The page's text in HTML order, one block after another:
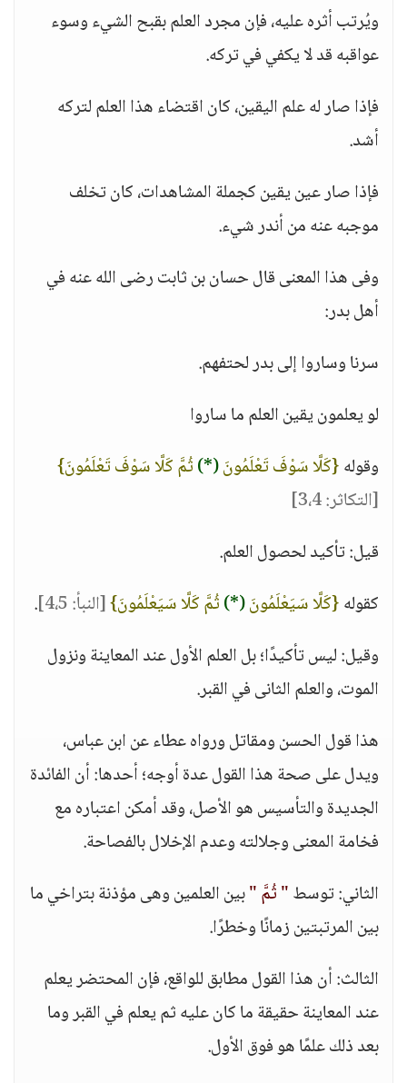
ويُرتب أثره عليه، فإن مجرد العلم بقبح الشيء وسوء
عواقبه قد لا يكفي في تركه.
فإذا صار له علم اليقين، كان اقتضاء هذا العلم لتركه
أشد.
فإذا صار عين يقين كجملة المشاهدات، كان تخلف
موجبه عنه من أندر شيء.
وفى هذا المعنى قال حسان بن ثابت رضى الله عنه في
أهل بدر:
سرنا وساروا إلى بدر لحتفهم.
لو يعلمون يقين العلم ما ساروا
وقوله{كَلَّا سَوْفَ تَعْلَمُونَ(*)ثُمَّ كَلَّا سَوْفَ تَعْلَمُونَ}
[التكاثر: 3،4]
قيل: تأكيد لحصول العلم.
كقوله{كَلَّا سَيَعْلَمُونَ(*)ثُمَّ كَلَّا سَيَعْلَمُونَ}[النبأ: 4،5]
.
وقيل: ليس تأكيدًا؛ بل العلم الأول عند المعاينة ونزول
الموت، والعلم الثانى في القبر.
هذا قول الحسن ومقاتل ورواه عطاء عن ابن عباس،
ويدل على صحة هذا القول عدة أوجه؛ أحدها: أن الفائدة
الجديدة والتأسيس هو الأصل، وقد أمكن اعتباره مع
فخامة المعنى وجلالته وعدم الإخلال بالفصاحة.
الثاني: توسط" ثُمَّ "بين العلمين وهى مؤذنة بتراخي ما
بين المرتبتين زمانًا وخطرًا.
الثالث: أن هذا القول مطابق للواقع، فإن المحتضر يعلم
عند المعاينة حقيقة ما كان عليه ثم يعلم في القبر وما
بعد ذلك علمًا هو فوق الأول.